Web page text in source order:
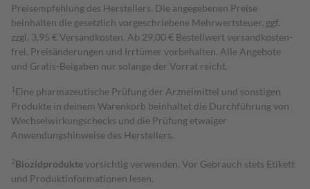
Preisempfehlung des Herstellers. Die angegebenen Preise
beinhalten die gesetzlich vorgeschriebene Mehrwertsteuer, ggf.
zzgl. 3,95 € Versandkosten. Ab 29,00 € Bestell­wert versand­kosten­
frei. Preisänderungen und Irrtümer vorbehalten. Alle Angebote
und Gratis-Beigaben nur solange der Vorrat reicht.
1 Eine pharmazeutische Prüfung der Arzneimittel und sonstigen
Produkte in deinem Warenkorb beinhaltet die Durchführung von
Wechselwirkungschecks und die Prüfung etwaiger
Anwendungshinweise des Herstellers.
2Biozidproduktevorsichtig verwenden. Vor Gebrauch stets Etikett
und Produktinformationen lesen.